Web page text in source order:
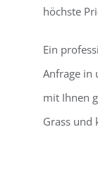
höchste
Ein
Anfrage in
mit Ihnen
Grass und